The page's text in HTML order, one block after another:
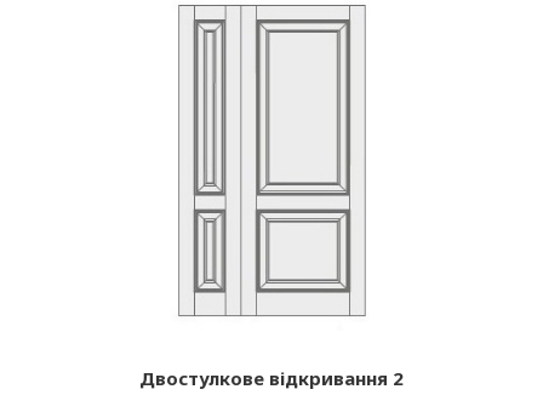
Двостулкове відкривання 2